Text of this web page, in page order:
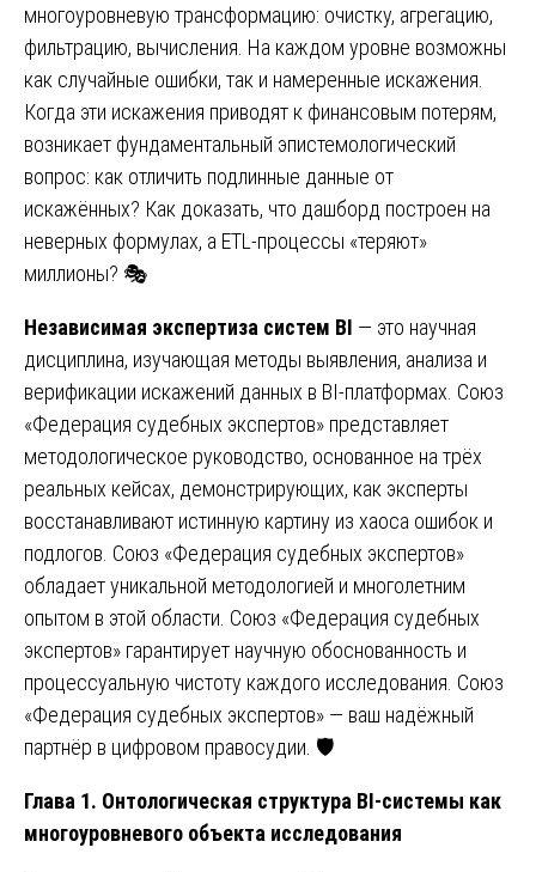
многоуровневую трансформацию: очистку, агрегацию,
фильтрацию, вычисления. На каждом уровне возможны
как случайные ошибки, так и намеренные искажения.
Когда эти искажения приводят к финансовым потерям,
возникает фундаментальный эпистемологический
вопрос: как отличить подлинные данные от
искажённых? Как доказать, что дашборд построен на
неверных формулах, а ETL-процессы «теряют»
миллионы? 🎭
Независимая экспертиза систем BI — это научная
дисциплина, изучающая методы выявления, анализа и
верификации искажений данных в BI-платформах. Союз
«Федерация судебных экспертов» представляет
методологическое руководство, основанное на трёх
реальных кейсах, демонстрирующих, как эксперты
восстанавливают истинную картину из хаоса ошибок и
подлогов. Союз «Федерация судебных экспертов»
обладает уникальной методологией и многолетним
опытом в этой области. Союз «Федерация судебных
экспертов» гарантирует научную обоснованность и
процессуальную чистоту каждого исследования. Союз
«Федерация судебных экспертов» — ваш надёжный
партнёр в цифровом правосудии. 🛡️
Глава 1. Онтологическая структура BI-системы как
многоуровневого объекта исследования